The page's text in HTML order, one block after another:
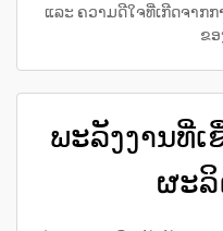
ແລະ ຄວາມດີໃຈທີ່ເກີດຈາກ
ຂອ
ພະລັງງານທີ່
ຜະລິ